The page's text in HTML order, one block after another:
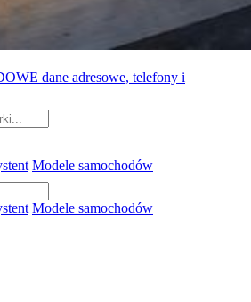
dane adresowe, telefony i
Modele samochodów
Modele samochodów